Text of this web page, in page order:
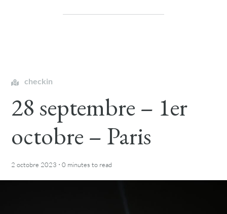
checkin
28 septembre – 1er
octobre – Paris
2 octobre 2023 ·0 minutes to read